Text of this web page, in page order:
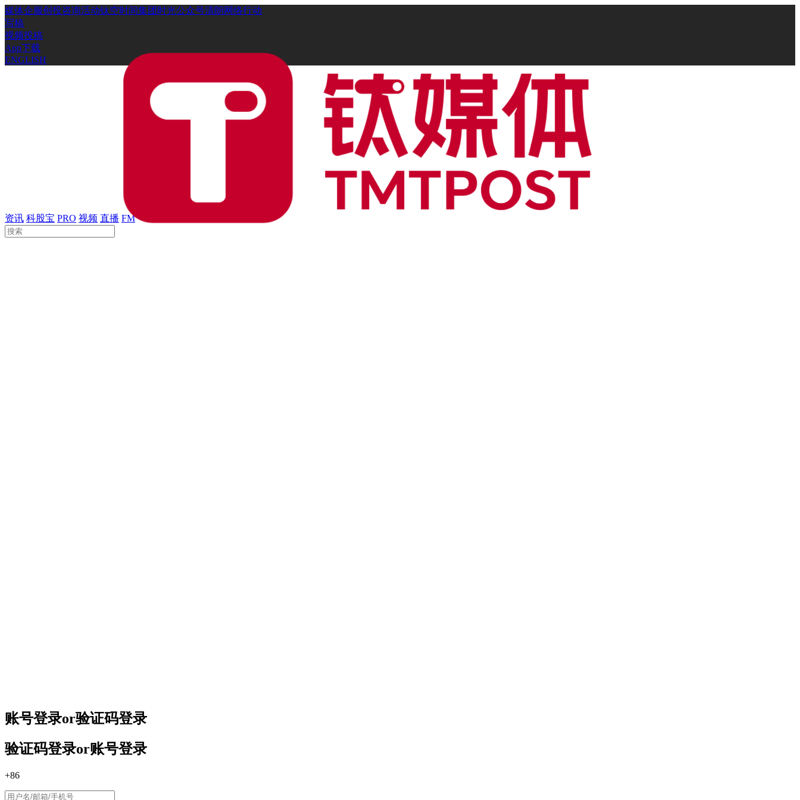
媒体企服创投咨询活动钛空时间集团时光公众号清朗网络行动
写稿
视频投稿
App下载
ENGLISH
资讯 科股宝 PRO 视频 直播 FM
账号登录or验证码登录
验证码登录or账号登录
+86